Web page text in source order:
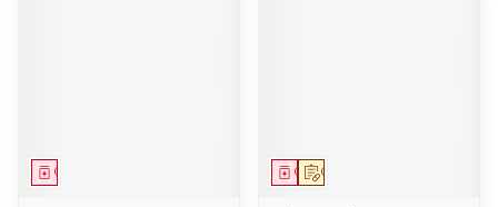
Geneesmiddel Op voorschrift
Geneesmiddel